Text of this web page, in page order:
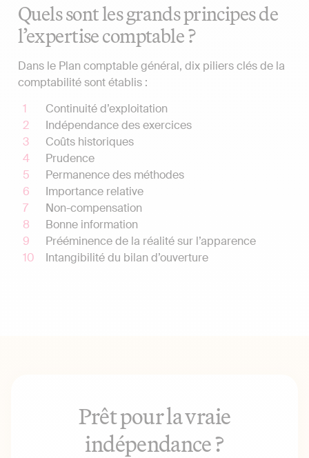
Quels sont les grands principes de
l’expertise comptable ?
Dans le Plan comptable général, dix piliers clés de la
comptabilité sont établis :
Continuité d’exploitation
Indépendance des exercices
Coûts historiques
Prudence
Permanence des méthodes
Importance relative
Non-compensation
Bonne information
Prééminence de la réalité sur l’apparence
Intangibilité du bilan d’ouverture
Prêt pour la vraie
indépendance ?